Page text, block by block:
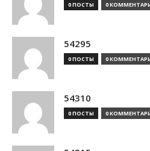
0 ПОСТЫ 0
54295
0 ПОСТЫ 0
54310
0 ПОСТЫ 0